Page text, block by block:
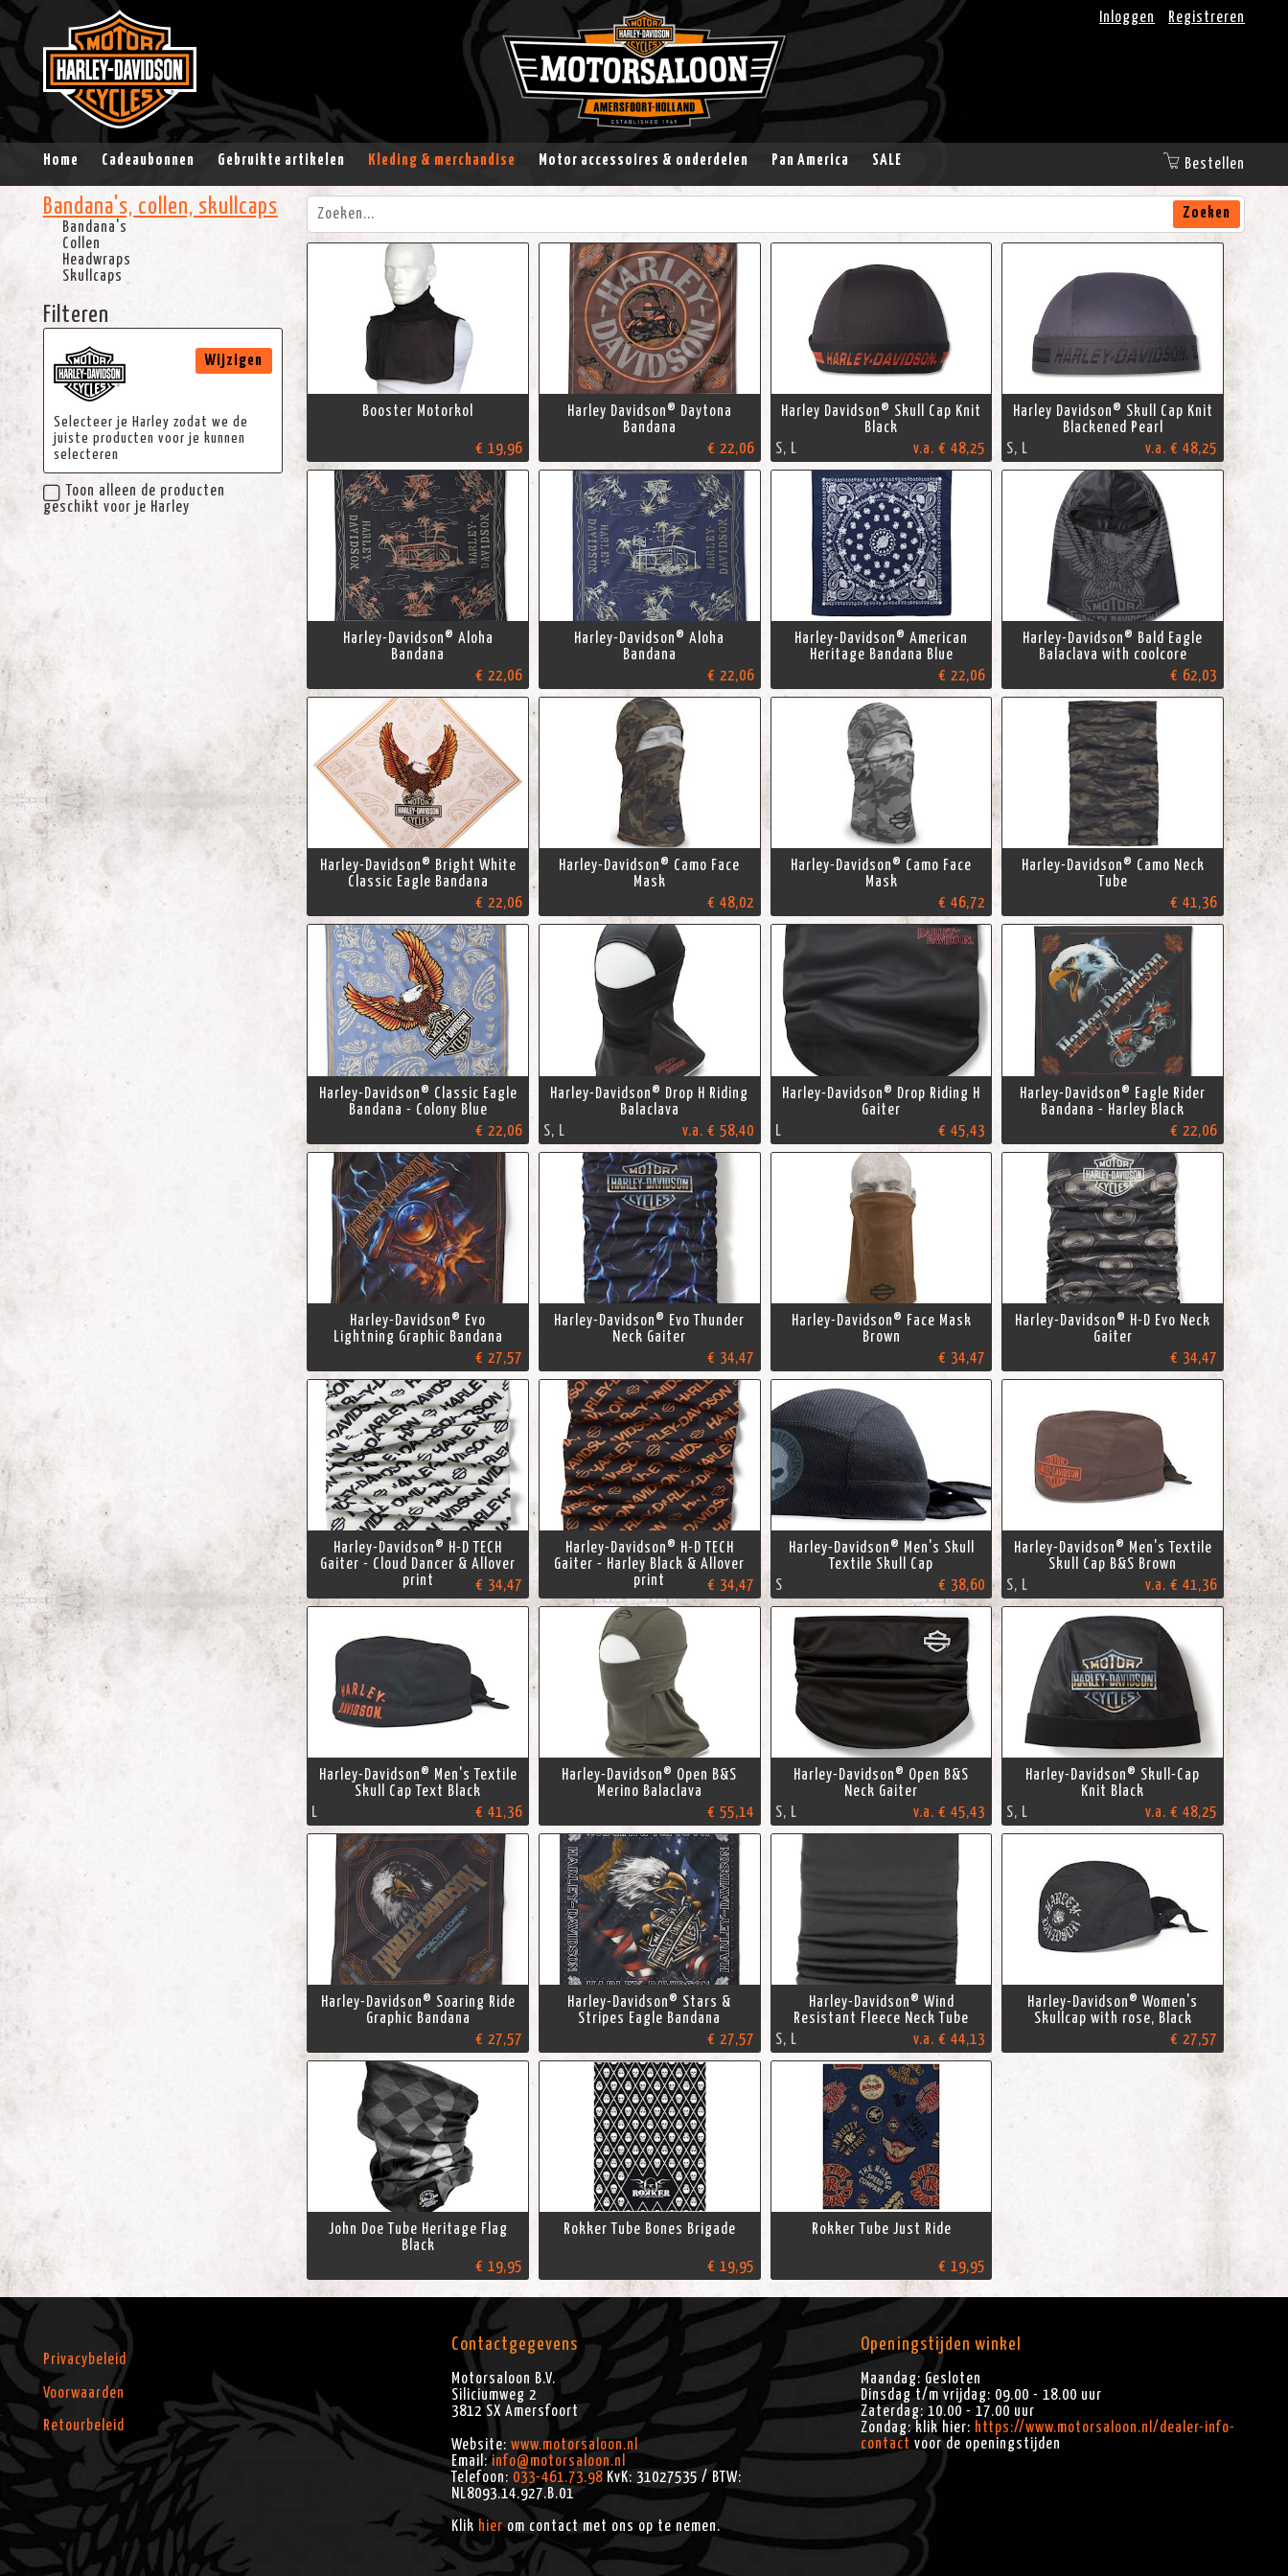
Inloggen Registreren
Home Cadeaubonnen Gebruikte artikelen Kleding & merchandise Motor accessoires & onderdelen Pan America SALE Bestellen
Bandana's, collen, skullcaps
Bandana's
Collen
Headwraps
Skullcaps
Filteren
Selecteer je Harley zodat we de
juiste producten voor je kunnen
selecteren
Wijzigen
Toon alleen de producten
geschikt voor je Harley
Zoeken
Booster Motorkol
€ 19,96
Harley Davidson® Daytona
Bandana
€ 22,06
Harley Davidson® Skull Cap Knit
Black
S, L
v.a. € 48,25
Harley Davidson® Skull Cap Knit
Blackened Pearl
S, L
v.a. € 48,25
Harley-Davidson® Aloha
Bandana
€ 22,06
Harley-Davidson® Aloha
Bandana
€ 22,06
Harley-Davidson® American
Heritage Bandana Blue
€ 22,06
Harley-Davidson® Bald Eagle
Balaclava with coolcore
€ 62,03
Harley-Davidson® Bright White
Classic Eagle Bandana
€ 22,06
Harley-Davidson® Camo Face
Mask
€ 48,02
Harley-Davidson® Camo Face
Mask
€ 46,72
Harley-Davidson® Camo Neck
Tube
€ 41,36
Harley-Davidson® Classic Eagle
Bandana - Colony Blue
€ 22,06
Harley-Davidson® Drop H Riding
Balaclava
S, L
v.a. € 58,40
Harley-Davidson® Drop Riding H
Gaiter
L
€ 45,43
Harley-Davidson® Eagle Rider
Bandana - Harley Black
€ 22,06
Harley-Davidson® Evo
Lightning Graphic Bandana
€ 27,57
Harley-Davidson® Evo Thunder
Neck Gaiter
€ 34,47
Harley-Davidson® Face Mask
Brown
€ 34,47
Harley-Davidson® H-D Evo Neck
Gaiter
€ 34,47
Harley-Davidson® H-D TECH
Gaiter - Cloud Dancer & Allover
print
€ 34,47
Harley-Davidson® H-D TECH
Gaiter - Harley Black & Allover
print
€ 34,47
Harley-Davidson® Men's Skull
Textile Skull Cap
S
€ 38,60
Harley-Davidson® Men's Textile
Skull Cap B&S Brown
S, L
v.a. € 41,36
Harley-Davidson® Men's Textile
Skull Cap Text Black
L
€ 41,36
Harley-Davidson® Open B&S
Merino Balaclava
€ 55,14
Harley-Davidson® Open B&S
Neck Gaiter
S, L
v.a. € 45,43
Harley-Davidson® Skull-Cap
Knit Black
S, L
v.a. € 48,25
Harley-Davidson® Soaring Ride
Graphic Bandana
€ 27,57
Harley-Davidson® Stars &
Stripes Eagle Bandana
€ 27,57
Harley-Davidson® Wind
Resistant Fleece Neck Tube
S, L
v.a. € 44,13
Harley-Davidson® Women's
Skullcap with rose, Black
€ 27,57
John Doe Tube Heritage Flag
Black
€ 19,95
Rokker Tube Bones Brigade
€ 19,95
Rokker Tube Just Ride
€ 19,95
Privacybeleid
Voorwaarden
Retourbeleid
Contactgegevens
Motorsaloon B.V.
Siliciumweg 2
3812 SX Amersfoort
Website:www.motorsaloon.nl
Email:info@motorsaloon.nl
Telefoon: 033-461.73.98 KvK: 31027535 / BTW:
NL8093.14.927.B.01
Klik hierom contact met ons op te nemen.
Openingstijden winkel
Maandag: Gesloten
Dinsdag t/m vrijdag: 09.00 - 18.00 uur
Zaterdag: 10.00 - 17.00 uur
Zondag: klik hier: https://www.motorsaloon.nl/dealer-info-
contact voor de openingstijden